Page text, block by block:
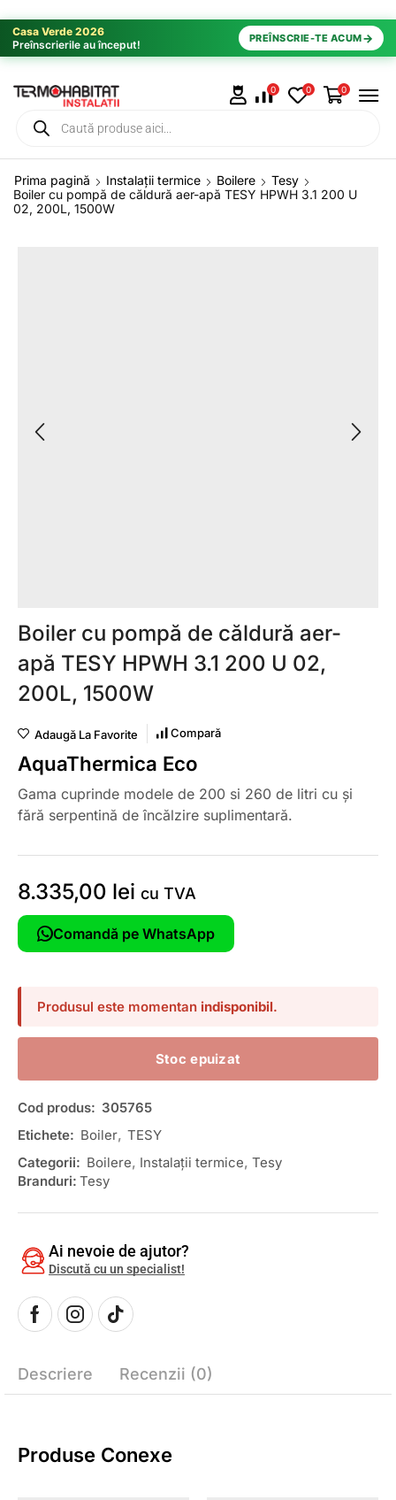
Casa Verde 2026
Preînscrierile au început!
PREÎNSCRIE-TE ACUM→
0 0 0
Prima pagină Instalații termice Boilere
Tesy
Boiler cu pompă de căldură aer-apă TESY HPWH 3.1 200 U
02, 200L, 1500W
Boiler cu pompă de căldură aer-
apă TESY HPWH 3.1 200 U 02,
200L, 1500W
Adaugă La Favorite Compară
AquaThermica Eco
Gama cuprinde modele de 200 si 260 de litri cu și
fără serpentină de încălzire suplimentară.
8.335,00 lei cu TVA
Comandă pe WhatsApp
Produsul este momentan indisponibil.
Stoc epuizat
Cod produs: 305765
Etichete: Boiler, TESY
Categorii: Boilere, Instalații termice, Tesy
Branduri: Tesy
Ai nevoie de ajutor?
Discută cu un specialist!
Descriere Recenzii (0)
Produse Conexe